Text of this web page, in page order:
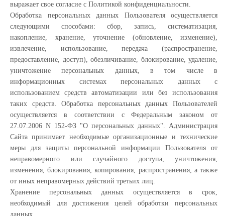
выражает свое согласие с Политикой конфиденциальности.
Обработка персональных данных Пользователя осуществляется
следующими способами: сбор, запись, систематизация,
накопление, хранение, уточнение (обновление, изменение),
извлечение, использование, передача (распространение,
предоставление, доступ), обезличивание, блокирование, удаление,
уничтожение персональных данных, в том числе в
информационных системах персональных данных с
использованием средств автоматизации или без использования
таких средств. Обработка персональных данных Пользователей
осуществляется в соответствии с Федеральным законом от
27.07.2006 N 152-ФЗ "О персональных данных". Администрация
Сайта принимает необходимые организационные и технические
меры для защиты персональной информации Пользователя от
неправомерного или случайного доступа, уничтожения,
изменения, блокирования, копирования, распространения, а также
от иных неправомерных действий третьих лиц.
Хранение персональных данных осуществляется в срок,
необходимый для достижения целей обработки персональных
данных.